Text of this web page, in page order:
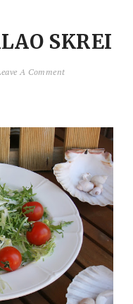
SKREI
A Comment